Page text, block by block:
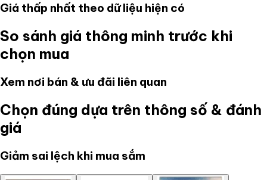
Giá thấp nhất theo dữ liệu hiện có
So sánh giá thông minh trước khi
chọn mua
Xem nơi bán & ưu đãi liên quan
Chọn đúng dựa trên thông số & đánh
giá
Giảm sai lệch khi mua sắm